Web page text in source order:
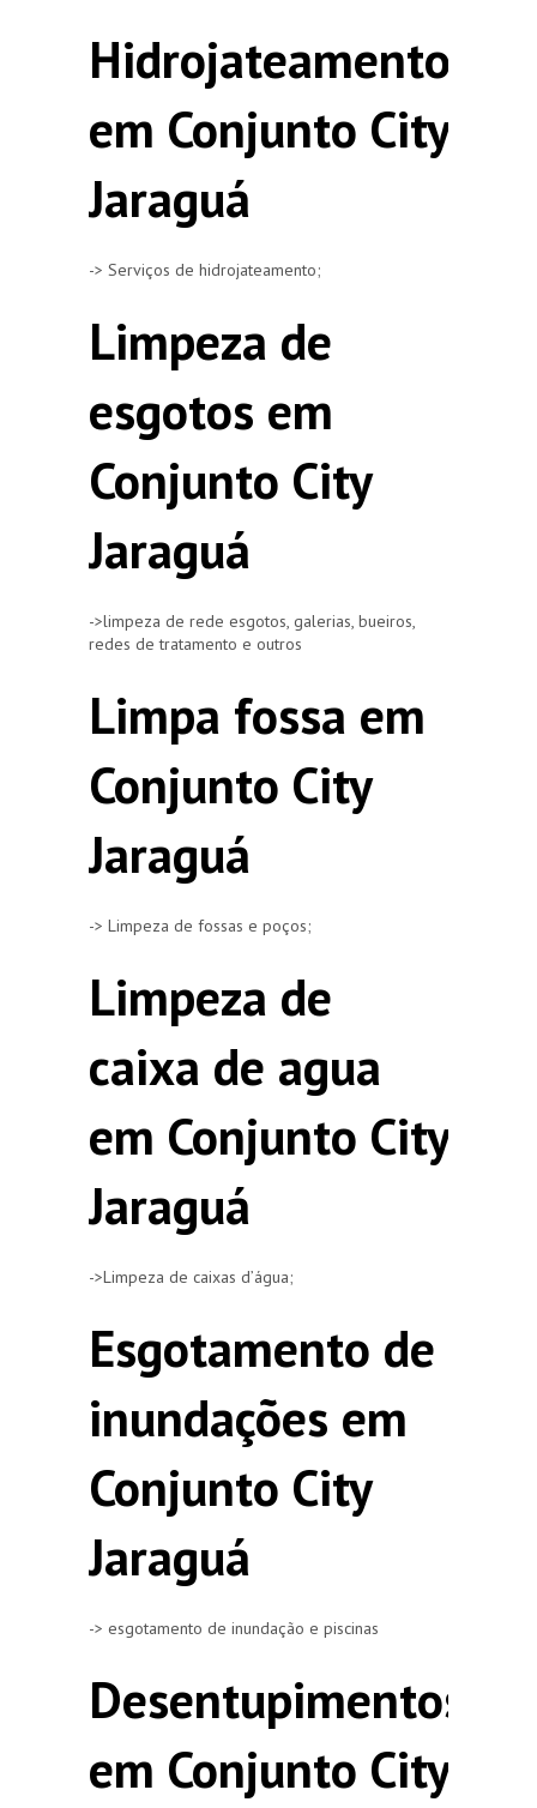
Hidrojateamento
em Conjunto City
Jaraguá
-> Serviços de hidrojateamento;
Limpeza de
esgotos em
Conjunto City
Jaraguá
->limpeza de rede esgotos, galerias, bueiros,
redes de tratamento e outros
Limpa fossa em
Conjunto City
Jaraguá
-> Limpeza de fossas e poços;
Limpeza de
caixa de agua
em Conjunto City
Jaraguá
->Limpeza de caixas d’água;
Esgotamento de
inundações em
Conjunto City
Jaraguá
-> esgotamento de inundação e piscinas
Desentupimentos
em Conjunto City